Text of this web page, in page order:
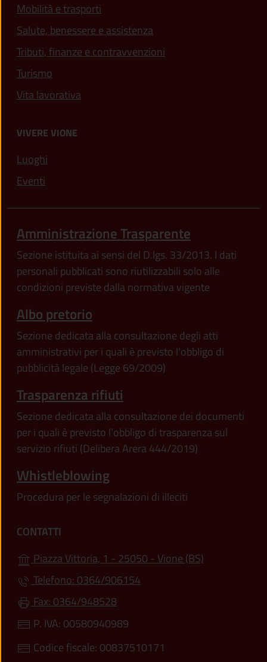
Mobilità e trasporti
Salute, benessere e assistenza
Tributi, finanze e contravvenzioni
Turismo
Vita lavorativa
VIVERE VIONE
Luoghi
Eventi
Amministrazione Trasparente
Sezione istituita ai sensi del D.lgs. 33/2013. I dati
personali pubblicati sono riutilizzabili solo alle
condizioni previste dalla normativa vigente
Albo pretorio
Sezione dedicata alla consultazione degli atti
amministrativi per i quali è previsto l'obbligo di
pubblicità legale (Legge 69/2009)
Trasparenza rifiuti
Sezione dedicata alla consultazione dei documenti
per i quali è previsto l'obbligo di trasparenza sul
servizio rifiuti (Delibera Arera 444/2019)
Whistleblowing
Procedura per le segnalazioni di illeciti
CONTATTI
Piazza Vittoria, 1 - 25050 - Vione (BS)
Telefono: 0364/906154
Fax: 0364/948528
P. IVA: 00580940989
Codice fiscale: 00837510171